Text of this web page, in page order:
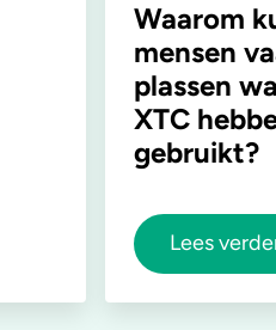
Waarom
mensen
plassen
XTC
gebruikt?
Lees